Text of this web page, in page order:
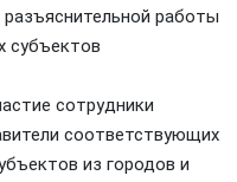
работы
субъектов
сотрудники
соответствующих
из городов и